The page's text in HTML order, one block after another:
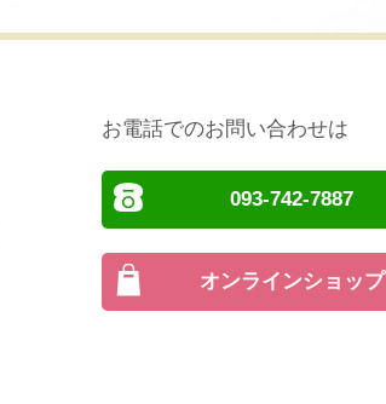
お電話でのお問い合わせは
093-742-7887
オンラインショップ